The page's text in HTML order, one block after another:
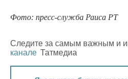
Фото: пресс-служба Раиса РТ
Следите за самым важным и
канале Татмедиа